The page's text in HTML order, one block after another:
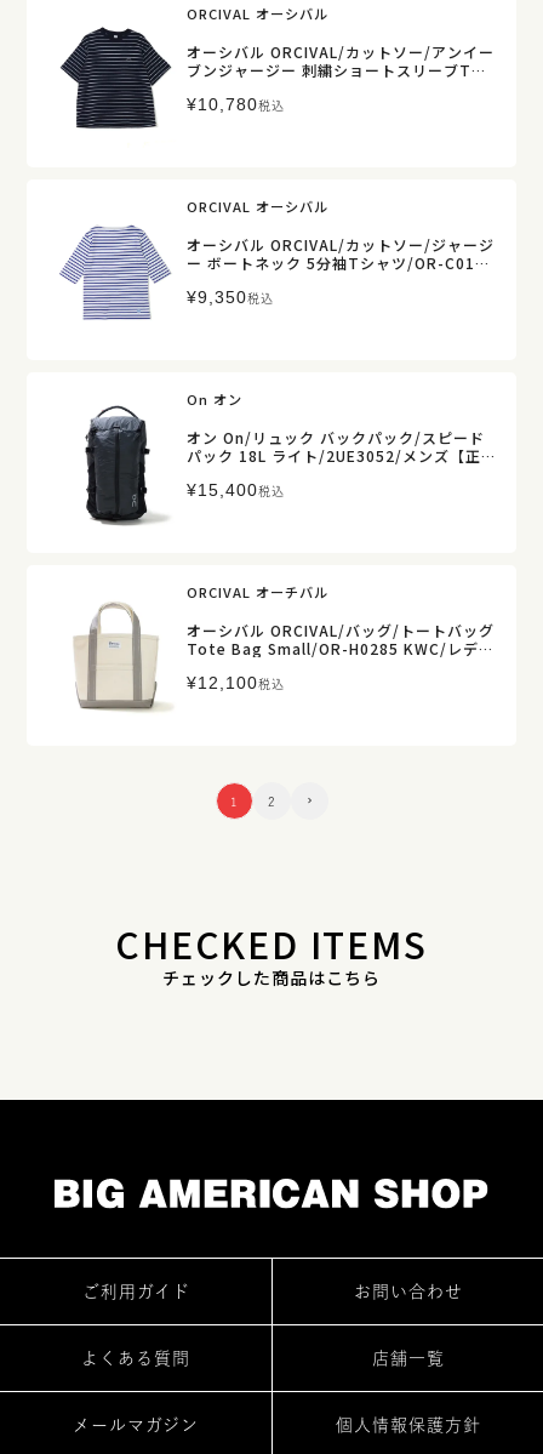
ORCIVAL オーシバル
オーシバル ORCIVAL/カットソー/アンイー
ブンジャージー 刺繍ショートスリーブTシ
¥10,780税込
ORCIVAL オーシバル
オーシバル ORCIVAL/カットソー/ジャージ
ー ボートネック 5分袖Tシャツ/OR-C0136
¥9,350税込
On オン
オン On/リュック バックパック/スピード
パック 18L ライト/2UE3052/メンズ【正規
¥15,400税込
ORCIVAL オーチバル
オーシバル ORCIVAL/バッグ/トートバッグ
Tote Bag Small/OR-H0285 KWC/レディ
¥12,100税込
1 2
CHECKED ITEMS
チェックした商品はこちら
ご利用ガイド お問い合わせ
よくある質問 店舗一覧
メールマガジン 個人情報保護方針